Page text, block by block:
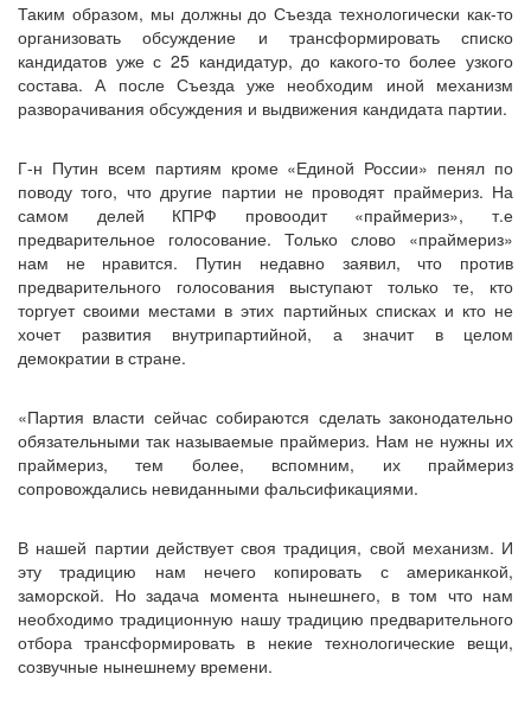
Таким образом, мы должны до Съезда технологически как-то
организовать обсуждение и трансформировать списко
кандидатов уже с 25 кандидатур, до какого-то более узкого
состава. А после Съезда уже необходим иной механизм
разворачивания обсуждения и выдвижения кандидата партии.
Г-н Путин всем партиям кроме «Единой России» пенял по
поводу того, что другие партии не проводят праймериз. На
самом делей КПРФ провоодит «праймериз», т.е
предварительное голосование. Только слово «праймериз»
нам не нравится. Путин недавно заявил, что против
предварительного голосования выступают только те, кто
торгует своими местами в этих партийных списках и кто не
хочет развития внутрипартийной, а значит в целом
демократии в стране.
«Партия власти сейчас собираются сделать законодательно
обязательными так называемые праймериз. Нам не нужны их
праймериз, тем более, вспомним, их праймериз
сопровождались невиданными фальсификациями.
В нашей партии действует своя традиция, свой механизм. И
эту традицию нам нечего копировать с американкой,
заморской. Но задача момента нынешнего, в том что нам
необходимо традиционную нашу традицию предварительного
отбора трансформировать в некие технологические вещи,
созвучные нынешнему времени.